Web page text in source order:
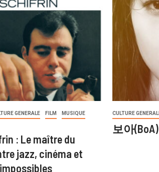
GENERALE FILM
MUSIQUE
: Le maître du
jazz, cinéma et
CULTURE
보아